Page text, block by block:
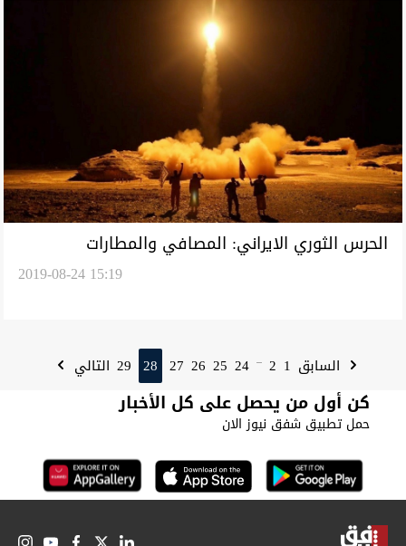
الحرس الثوري الايراني: المصافي والمطارات
2019-08-24 15:19
السابق 1
2
...
24
25
26
27
28
29 التالي
كن أول من يحصل على كل الأخبار
حمل تطبيق شفق نيوز الان